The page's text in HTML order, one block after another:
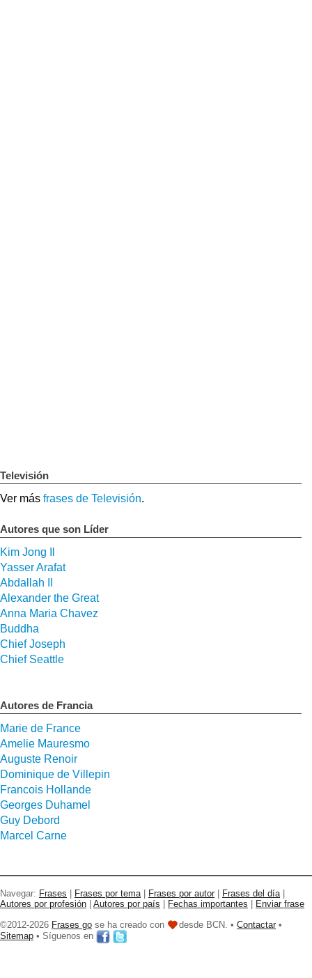
Televisión
Ver más frases de Televisión.
Autores que son Líder
Kim Jong Il
Yasser Arafat
Abdallah II
Alexander the Great
Anna Maria Chavez
Buddha
Chief Joseph
Chief Seattle
Autores de Francia
Marie de France
Amelie Mauresmo
Auguste Renoir
Dominique de Villepin
Francois Hollande
Georges Duhamel
Guy Debord
Marcel Carne
Navegar: Frases Frases por tema| Frases por autor Frases del día|
Autores por profesión
Autores por país Fechas importantes
Enviar frase
©2012-2026 Frases go se ha creado con desde BCN. • Contactar •
Sitemap • Síguenos en